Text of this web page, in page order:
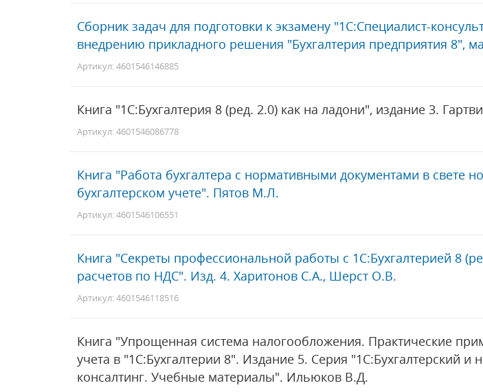
Сборник задач для подготовки к экзамену "1С:Специалист-
внедрению прикладного решения "Бухгалтерия предприятия 8",
Артикул: 4601546146885
Книга "1С:Бухгалтерия 8 (ред. 2.0) как на ладони", издание 3.
Артикул: 4601546086778
Книга "Работа бухгалтера с нормативными документами в свете
бухгалтерском учете". Пятов М.Л.
Артикул: 4601546106551
Книга "Секреты профессиональной работы с 1С:Бухгалтерией 8
расчетов по НДС". Изд. 4. Харитонов С.А., Шерст О.В.
Артикул: 4601546118516
Книга "Упрощенная система налогообложения. Практические
учета в "1С:Бухгалтерии 8". Издание 5. Серия "1С:Бухгалтерский и
консалтинг. Учебные материалы". Ильюков В.Д.